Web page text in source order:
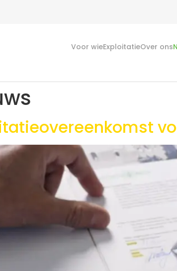
Voor wieExploitatieOver ons